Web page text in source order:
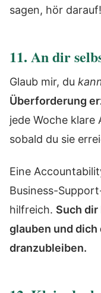
sagen, hör darauf!
11. An dir
Glaub mir, du
Überforderung
jede Woche klare
sobald du sie
Eine
Business-
hilfreich. Such dir
glauben und
dranzubleiben.